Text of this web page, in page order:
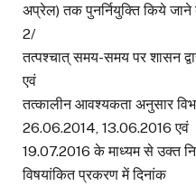
अप्रेल) तक पुनर्नियुक्ति किये जाने
2/
तत्पश्चात् समय-समय पर शासन
एवं
तत्कालीन आवश्यकता अनुसार
26.06.2014, 13.06.2016 एवं
19.07.2016 के माध्यम से उक्त
विषयांकित प्रकरण में दिनांक